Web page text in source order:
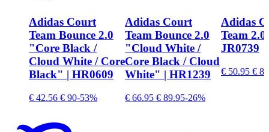
Adidas Court
Team Bounce 2.0
"Core Black /
Cloud White / Core
Black" | HR0609
€ 42.56 € 90-53%
Adidas Court
Team Bounce 2.0
"Cloud White /
Core Black / Cloud
White" | HR1239
€ 66.95 € 89.95-26%
Adidas
Team
JR0739
€ 50.95 €